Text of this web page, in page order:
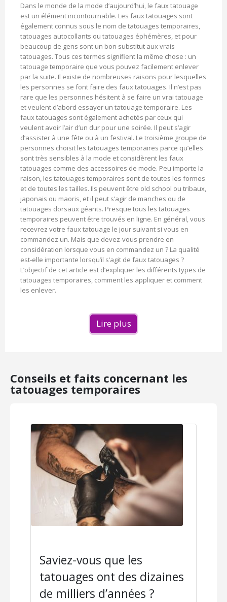
Dans le monde de la mode d’aujourd’hui, le faux tatouage
est un élément incontournable. Les faux tatouages sont
également connus sous le nom de tatouages temporaires,
tatouages autocollants ou tatouages éphémères, et pour
beaucoup de gens sont un bon substitut aux vrais
tatouages. Tous ces termes signifient la même chose : un
tatouage temporaire que vous pouvez facilement enlever
par la suite. Il existe de nombreuses raisons pour lesquelles
les personnes se font faire des faux tatouages. Il n’est pas
rare que les personnes hésitent à se faire un vrai tatouage
et veulent d’abord essayer un tatouage temporaire. Les
faux tatouages sont également achetés par ceux qui
veulent avoir l’air d’un dur pour une soirée. Il peut s’agir
d’assister à une fête ou à un festival. Le troisième groupe de
personnes choisit les tatouages temporaires parce qu’elles
sont très sensibles à la mode et considèrent les faux
tatouages comme des accessoires de mode. Peu importe la
raison, les tatouages temporaires sont de toutes les formes
et de toutes les tailles. Ils peuvent être old school ou tribaux,
japonais ou maoris, et il peut s’agir de manches ou de
tatouages dorsaux géants. Presque tous les tatouages
temporaires peuvent être trouvés en ligne. En général, vous
recevrez votre faux tatouage le jour suivant si vous en
commandez un. Mais que devez-vous prendre en
considération lorsque vous en commandez un ? La qualité
est-elle importante lorsqu’il s’agit de faux tatouages ?
L’objectif de cet article est d’expliquer les différents types de
tatouages temporaires, comment les appliquer et comment
les enlever.
Lire plus
Conseils et faits concernant les
tatouages temporaires
Saviez-vous que les
tatouages ont des dizaines
de milliers d’années ?